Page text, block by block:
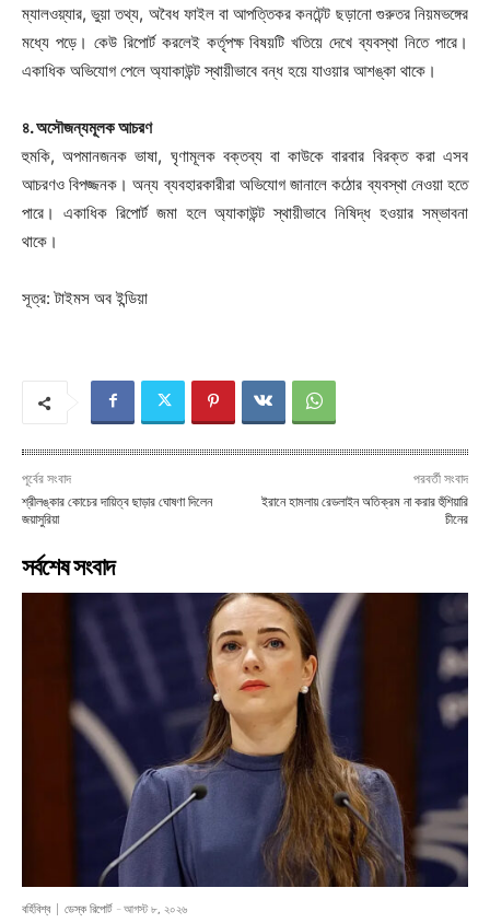
ম্যালওয়্যার, ভুয়া তথ্য, অবৈধ ফাইল বা আপত্তিকর কনটেন্ট ছড়ানো গুরুতর নিয়মভঙ্গের
মধ্যে পড়ে। কেউ রিপোর্ট করলেই কর্তৃপক্ষ বিষয়টি খতিয়ে দেখে ব্যবস্থা নিতে পারে।
একাধিক অভিযোগ পেলে অ্যাকাউন্ট স্থায়ীভাবে বন্ধ হয়ে যাওয়ার আশঙ্কা থাকে।
৪. অসৌজন্যমূলক আচরণ
হুমকি, অপমানজনক ভাষা, ঘৃণামূলক বক্তব্য বা কাউকে বারবার বিরক্ত করা এসব
আচরণও বিপজ্জনক। অন্য ব্যবহারকারীরা অভিযোগ জানালে কঠোর ব্যবস্থা নেওয়া হতে
পারে। একাধিক রিপোর্ট জমা হলে অ্যাকাউন্ট স্থায়ীভাবে নিষিদ্ধ হওয়ার সম্ভাবনা
থাকে।
সূত্র: টাইমস অব ইন্ডিয়া
পূর্বের সংবাদ
শ্রীলঙ্কার কোচের দায়িত্ব ছাড়ার ঘোষণা দিলেন
জয়াসুরিয়া
পরবর্তী সংবাদ
ইরানে হামলায় রেডলাইন অতিক্রম না করার হুঁশিয়ারি
চীনের
সর্বশেষ সংবাদ
বর্হিবিশ্ব ডেস্ক রিপোর্ট - আগস্ট ৮, ২০২৬